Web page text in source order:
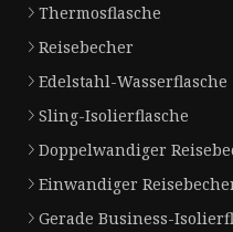
Thermosflasche
Reisebecher
Edelstahl-Wasserflasche
Sling-Isolierflasche
Doppelwandiger
Einwandiger
Gerade Business-